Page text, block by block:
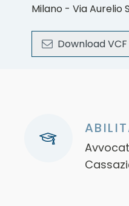
Milano - Via Aurelio
Download VCF